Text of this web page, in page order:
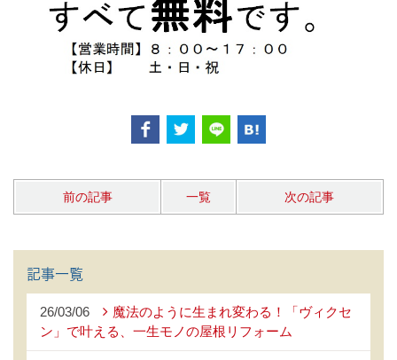
前の記事 一覧 次の記事
記事一覧
26/03/06
魔法のように生まれ変わる！「ヴィクセ
ン」で叶える、一生モノの屋根リフォーム